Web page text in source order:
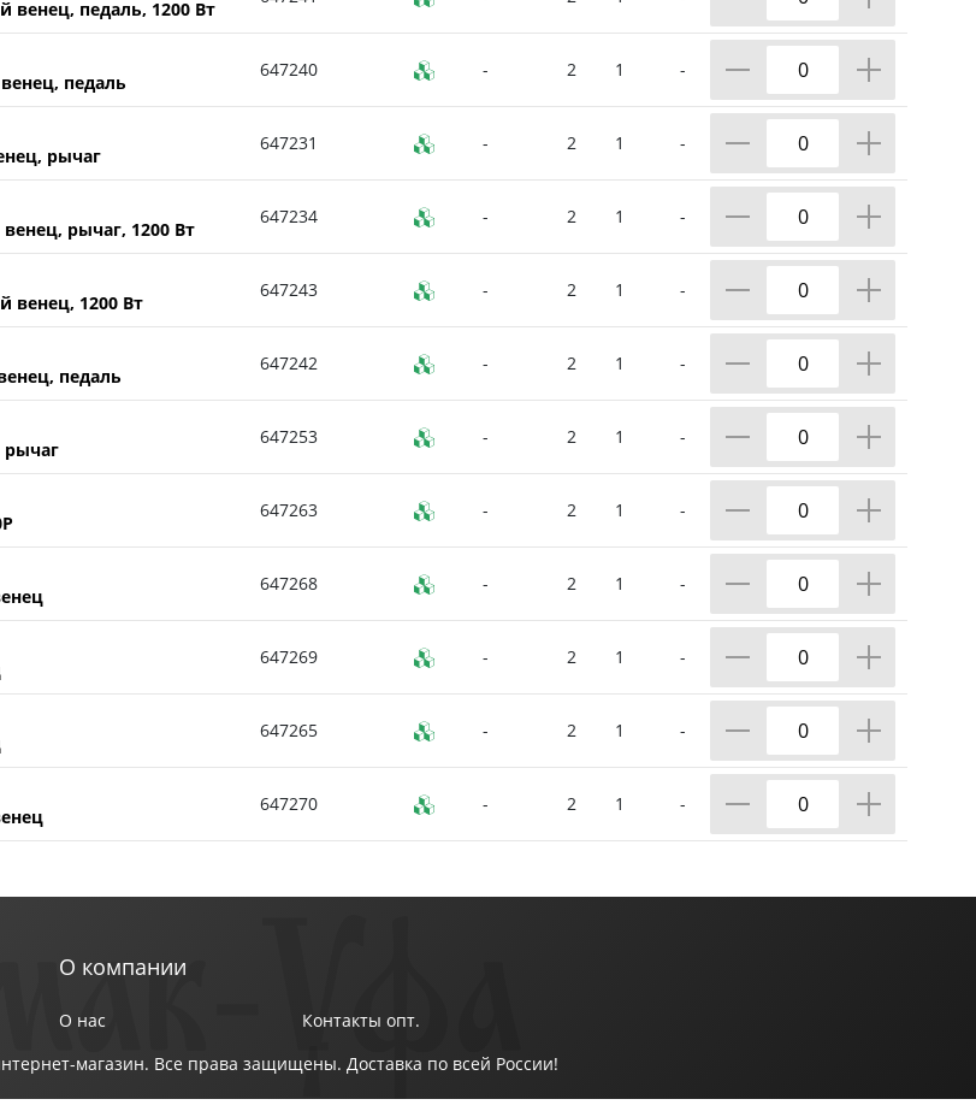
педаль, 1200 Вт
педаль
647240 - 2 1 -
рычаг
647231 - 2 1 -
рычаг, 1200 Вт
647234 - 2 1 -
1200 Вт
647243 - 2 1 -
педаль
647242 - 2 1 -
647253 - 2 1 -
647263 - 2 1 -
647268 - 2 1 -
647269 - 2 1 -
647265 - 2 1 -
647270 - 2 1 -
О компании
О нас
Контакты опт.
магазин. Все права защищены. Доставка по всей России!